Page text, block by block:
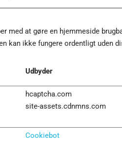
med at gøre en hjemmeside
kan ikke fungere ordentligt uden
Udbyder
hcaptcha.com
site-assets.cdnmns.com
Cookiebot